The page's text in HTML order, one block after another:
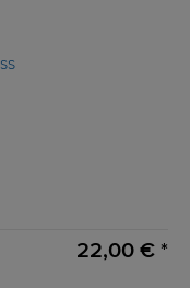
22,00 € *